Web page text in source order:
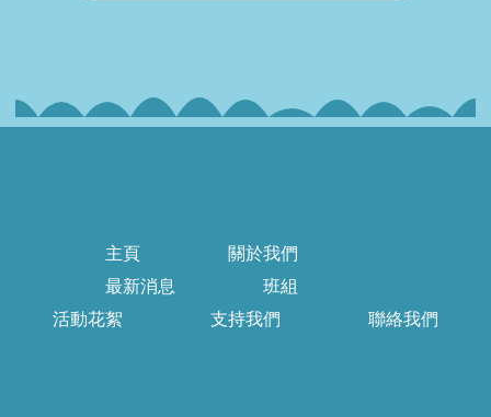
主頁
關於我們
最新消息
班組
活動花絮
支持我們 聯絡我們